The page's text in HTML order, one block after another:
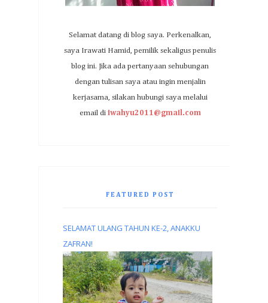
Selamat datang di blog saya. Perkenalkan,
saya Irawati Hamid, pemilik sekaligus penulis
blog ini. Jika ada pertanyaan sehubungan
dengan tulisan saya atau ingin menjalin
kerjasama, silakan hubungi saya melalui
email di iwahyu2011@gmail.com
FEATURED POST
SELAMAT ULANG TAHUN KE-2, ANAKKU
ZAFRAN!